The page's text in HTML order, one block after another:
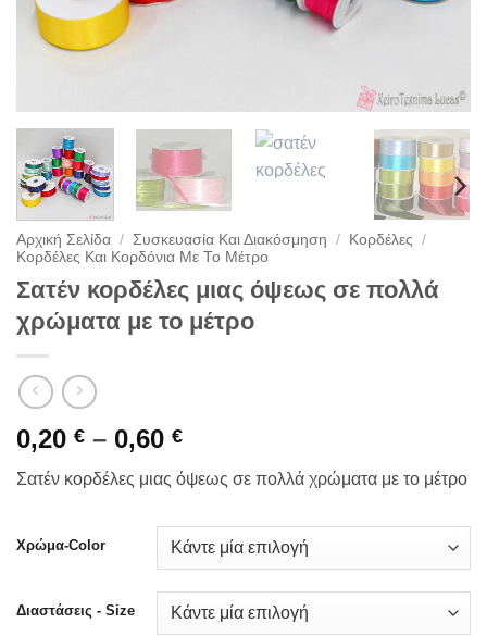
Αρχική Σελίδα / Συσκευασία Και Διακόσμηση / Κορδέλες
/
Κορδέλες Και Κορδόνια Με Το Μέτρο
Σατέν κορδέλες μιας όψεως σε πολλά
χρώματα με το μέτρο
0,20 € – 0,60 €Price
range:
0,20 €
0,60 €
Σατέν κορδέλες μιας όψεως σε πολλά χρώματα με το μέτρο
Χρώμα-Color
Διαστάσεις - Size